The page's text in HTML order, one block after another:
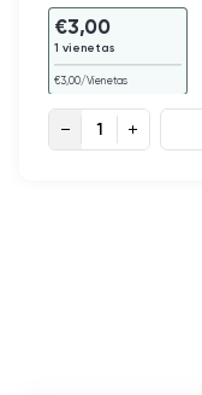
€3,00
1 vienetas
€3,00/Vienetas
Žvakidė „U“ quantity